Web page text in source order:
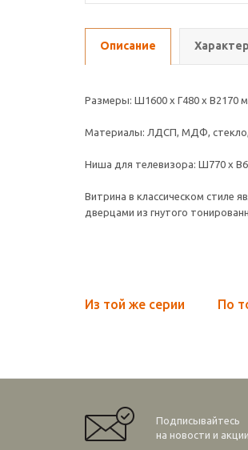
Описание
Размеры: Ш1600 х Г480 х В2170
Материалы: ЛДСП, МДФ,
Ниша для телевизора: Ш770 х
Витрина в классическом стиле
дверцами из гнутого
Из той же серии По
Подписывайтесь
на новости и акции